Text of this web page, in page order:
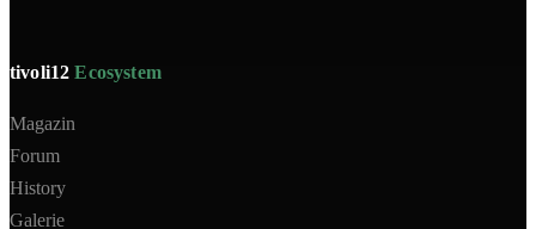
tivoli12Ecosystem
Magazin
Forum
History
Galerie